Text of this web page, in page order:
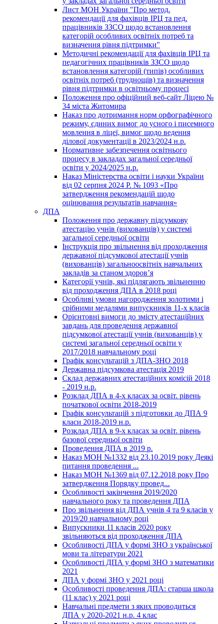
Лист МОН України "Про метод.
рекомендації для фахівців ІРЦ та пед.
працівників ЗЗСО щодо встановлення
категорій особливих освітніх потреб та
визначення рівня підтримки"
Методичні рекомендації для фахівців ІРЦ та
педагогічних працівників ЗЗСО щодо
встановлення категорій (типів) особливих
освітніх потреб (труднощів) та визначення
рівня підтримки в освітньому процесі
Положення про офіційний веб-сайт Ліцею №
34 міста Житомира
Наказ про дотримання норм орфографічного
режиму, єдиних вимог до усного і писемного
мовлення в ліцеї, вимог щодо ведення
ділової документації в 2023/2024 н.р.
Нормативне забезпечення освітнього
процесу в закладах загальної середньої
освіти у 2024/2025 н.р.
Наказ Міністерства освіти і науки України
від 02 серпня 2024 Р. № 1093 «Про
затвердження рекомендацій щодо
оцінювання результатів навчання»
ДПА
Положення про державну підсумкову
атестацію учнів (вихованців) у системі
загальної середньої освіти
Інструкція про звільнення від проходження
державної підсумкової атестації учнів
(вихованців) загальноосвітніх навчальних
закладів за станом здоров’я
Категорії учнів, які підлягають звільненню
від проходження ДПА в 2018 році
Особливі умови нагородження золотими і
срібними медалями випускників 11-х класів
Орієнтовні вимоги до змісту атестаційних
завдань для проведення державної
підсумкової атестації учнів (вихованців) у
системі загальної середньої освіти у
2017/2018 навчальному році
Графік консультацій з ДПА-ЗНО 2018
Державна підсумкова атестація 2019
Склад державних атестаційних комісій 2018
- 2019 н.р.
Розклад ДПА в 4-х класах за освіт. рівень
початкової освіти 2018-2019
Графік консультацій з підготовки до ДПА 9
класи 2018-2019 н.р.
Розклад ДПА в 9-х класах за освіт. рівень
базової середньої освіти
Проведення ДПА в 2019 р.
Наказ МОН №1332 від 23.10.2019 року Деякі
питання проведення ...
Наказ МОН №1369 від 07.12.2018 року Про
затвердження Порядку провед...
Особливості закінчення 2019/2020
навчального року та проведення ДПА
Про звільнення від ДПА учнів 4 та 9 класів у
2019/20 навчальному році
Випускники 11 класів 2020 року
звільняються від проходження ДПА
Особливості ДПА у формі ЗНО з української
мови та літератури 2021
Особливості ДПА у формі ЗНО з математики
2021
ДПА у формі ЗНО у 2021 році
Особливості проведення ДПА: старша школа
(11 клас) у 2021 році
Навчальні предмети з яких проводиться
ДПА у 2020-2021 н.р. 4 клас